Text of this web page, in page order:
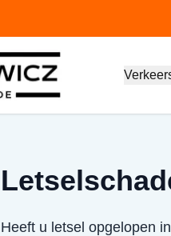
Heeft u letsel opgelopen